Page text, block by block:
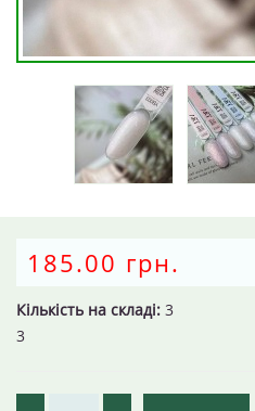
185.00 грн.
Кількість на складі: 3
3